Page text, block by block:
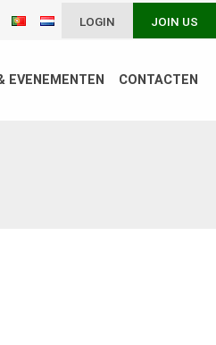
LOGIN JOIN US
EVENEMENTEN CONTACTEN